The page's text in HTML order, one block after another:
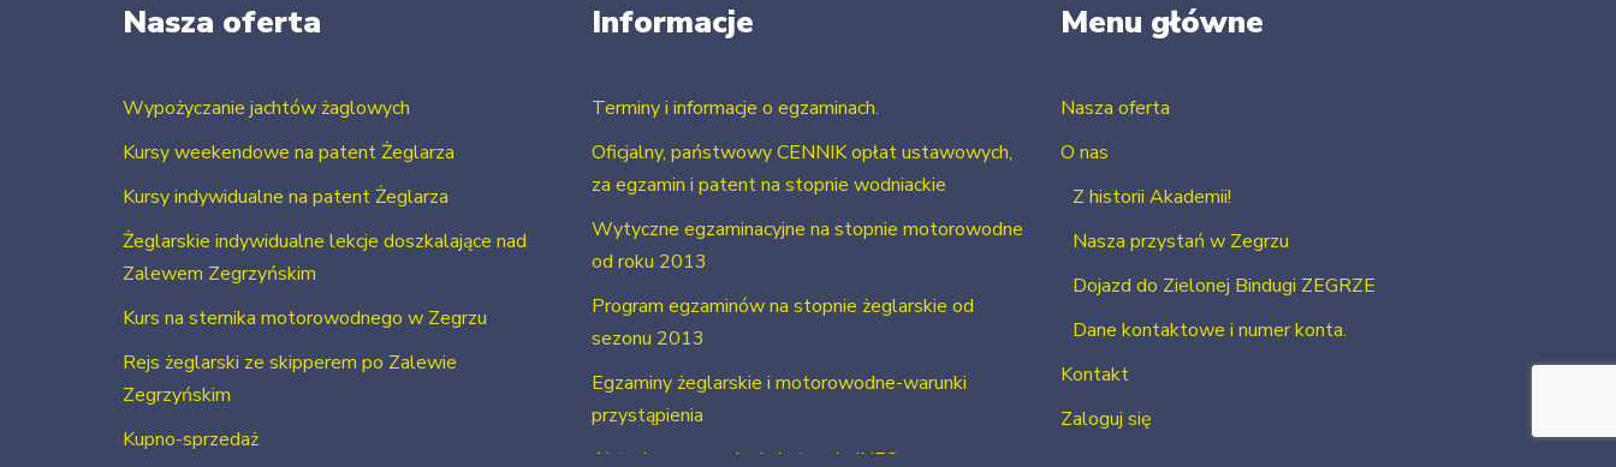
Nasza oferta
Wypożyczanie jachtów żaglowych
Kursy weekendowe na patent Żeglarza
Kursy indywidualne na patent Żeglarza
Żeglarskie indywidualne lekcje doszkalające nad
Zalewem Zegrzyńskim
Kurs na sternika motorowodnego w Zegrzu
Rejs żeglarski ze skipperem po Zalewie
Zegrzyńskim
Kupno-sprzedaż
Informacje
Terminy i informacje o egzaminach.
Oficjalny, państwowy CENNIK opłat ustawowych,
za egzamin i patent na stopnie wodniackie
Wytyczne egzaminacyjne na stopnie motorowodne
od roku 2013
Program egzaminów na stopnie żeglarskie od
sezonu 2013
Egzaminy żeglarskie i motorowodne-warunki
przystąpienia
Aktualne uprawnienia i stopnie INFO
Menu główne
Nasza oferta
O nas
Z historii Akademii!
Nasza przystań w Zegrzu
Dojazd do Zielonej Bindugi ZEGRZE
Dane kontaktowe i numer konta.
Kontakt
Zaloguj się